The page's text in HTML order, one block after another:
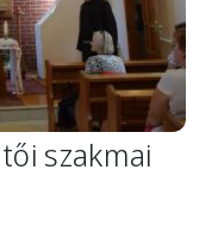
szakmai